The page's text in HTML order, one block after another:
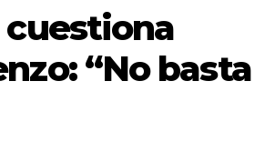
cuestiona
“No basta